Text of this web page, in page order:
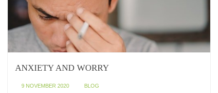
ANXIETY AND WORRY
9 NOVEMBER 2020 BLOG